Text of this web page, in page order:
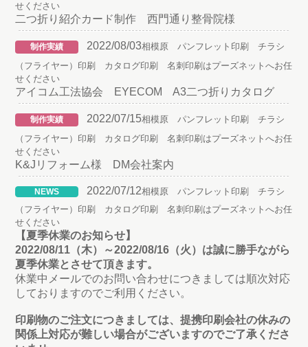
せください
二つ折り紹介カード制作 西門通り整骨院様
制作実績 2022/08/03相模原 パンフレット印刷 チラシ
（フライヤー）印刷 カタログ印刷 名刺印刷はプーズネットへお任
せください
アイコム工法協会 EYECOM A3二つ折りカタログ
制作実績 2022/07/15相模原 パンフレット印刷 チラシ
（フライヤー）印刷 カタログ印刷 名刺印刷はプーズネットへお任
せください
K&Jリフォーム様 DM会社案内
NEWS 2022/07/12相模原 パンフレット印刷 チラシ
（フライヤー）印刷 カタログ印刷 名刺印刷はプーズネットへお任
せください
【夏季休業のお知らせ】
2022/08/11（木）～2022/08/16（火）は誠に勝手ながら
夏季休業とさせて頂きます。
休業中メールでのお問い合わせにつきましては順次対応
しておりますのでご利用ください。
印刷物のご注文につきましては、提携印刷会社の休みの
関係上対応が難しい場合がございますのでご了承くださ